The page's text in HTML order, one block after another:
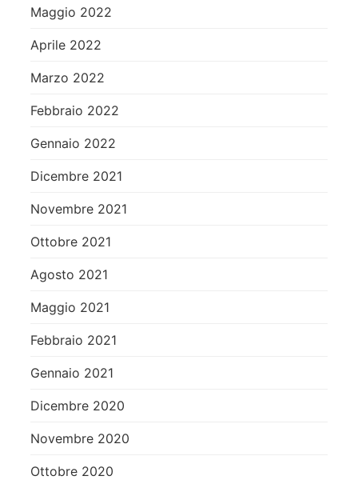
Maggio 2022
Aprile 2022
Marzo 2022
Febbraio 2022
Gennaio 2022
Dicembre 2021
Novembre 2021
Ottobre 2021
Agosto 2021
Maggio 2021
Febbraio 2021
Gennaio 2021
Dicembre 2020
Novembre 2020
Ottobre 2020